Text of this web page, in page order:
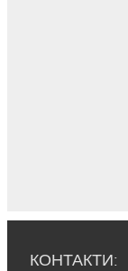
КОНТАКТИ: